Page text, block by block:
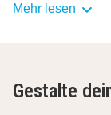
schon auf Sie
Wasserkocher,
Mehr lesen
Gestalte